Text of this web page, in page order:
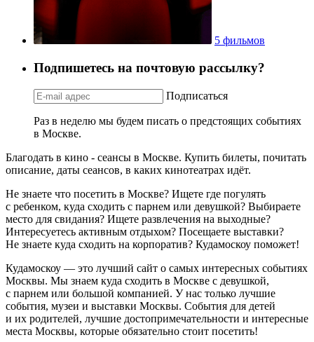
5 фильмов
Подпишетесь на почтовую рассылку?
Подписаться
Раз в неделю мы будем писать о предстоящих событиях
в Москве.
Благодать в кино - сеансы в Москве. Купить билеты, почитать
описание, даты сеансов, в каких кинотеатрах идёт.
Не знаете что посетить в Москве? Ищете где погулять
с ребенком, куда сходить с парнем или девушкой? Выбираете
место для свидания? Ищете развлечения на выходные?
Интересуетесь активным отдыхом? Посещаете выставки?
Не знаете куда сходить на корпоратив? Кудамоскоу поможет!
Кудамоскоу — это лучший сайт о самых интересных событиях
Москвы. Мы знаем куда сходить в Москве с девушкой,
с парнем или большой компанией. У нас только лучшие
события, музеи и выставки Москвы. События для детей
и их родителей, лучшие достопримечательности и интересные
места Москвы, которые обязательно стоит посетить!